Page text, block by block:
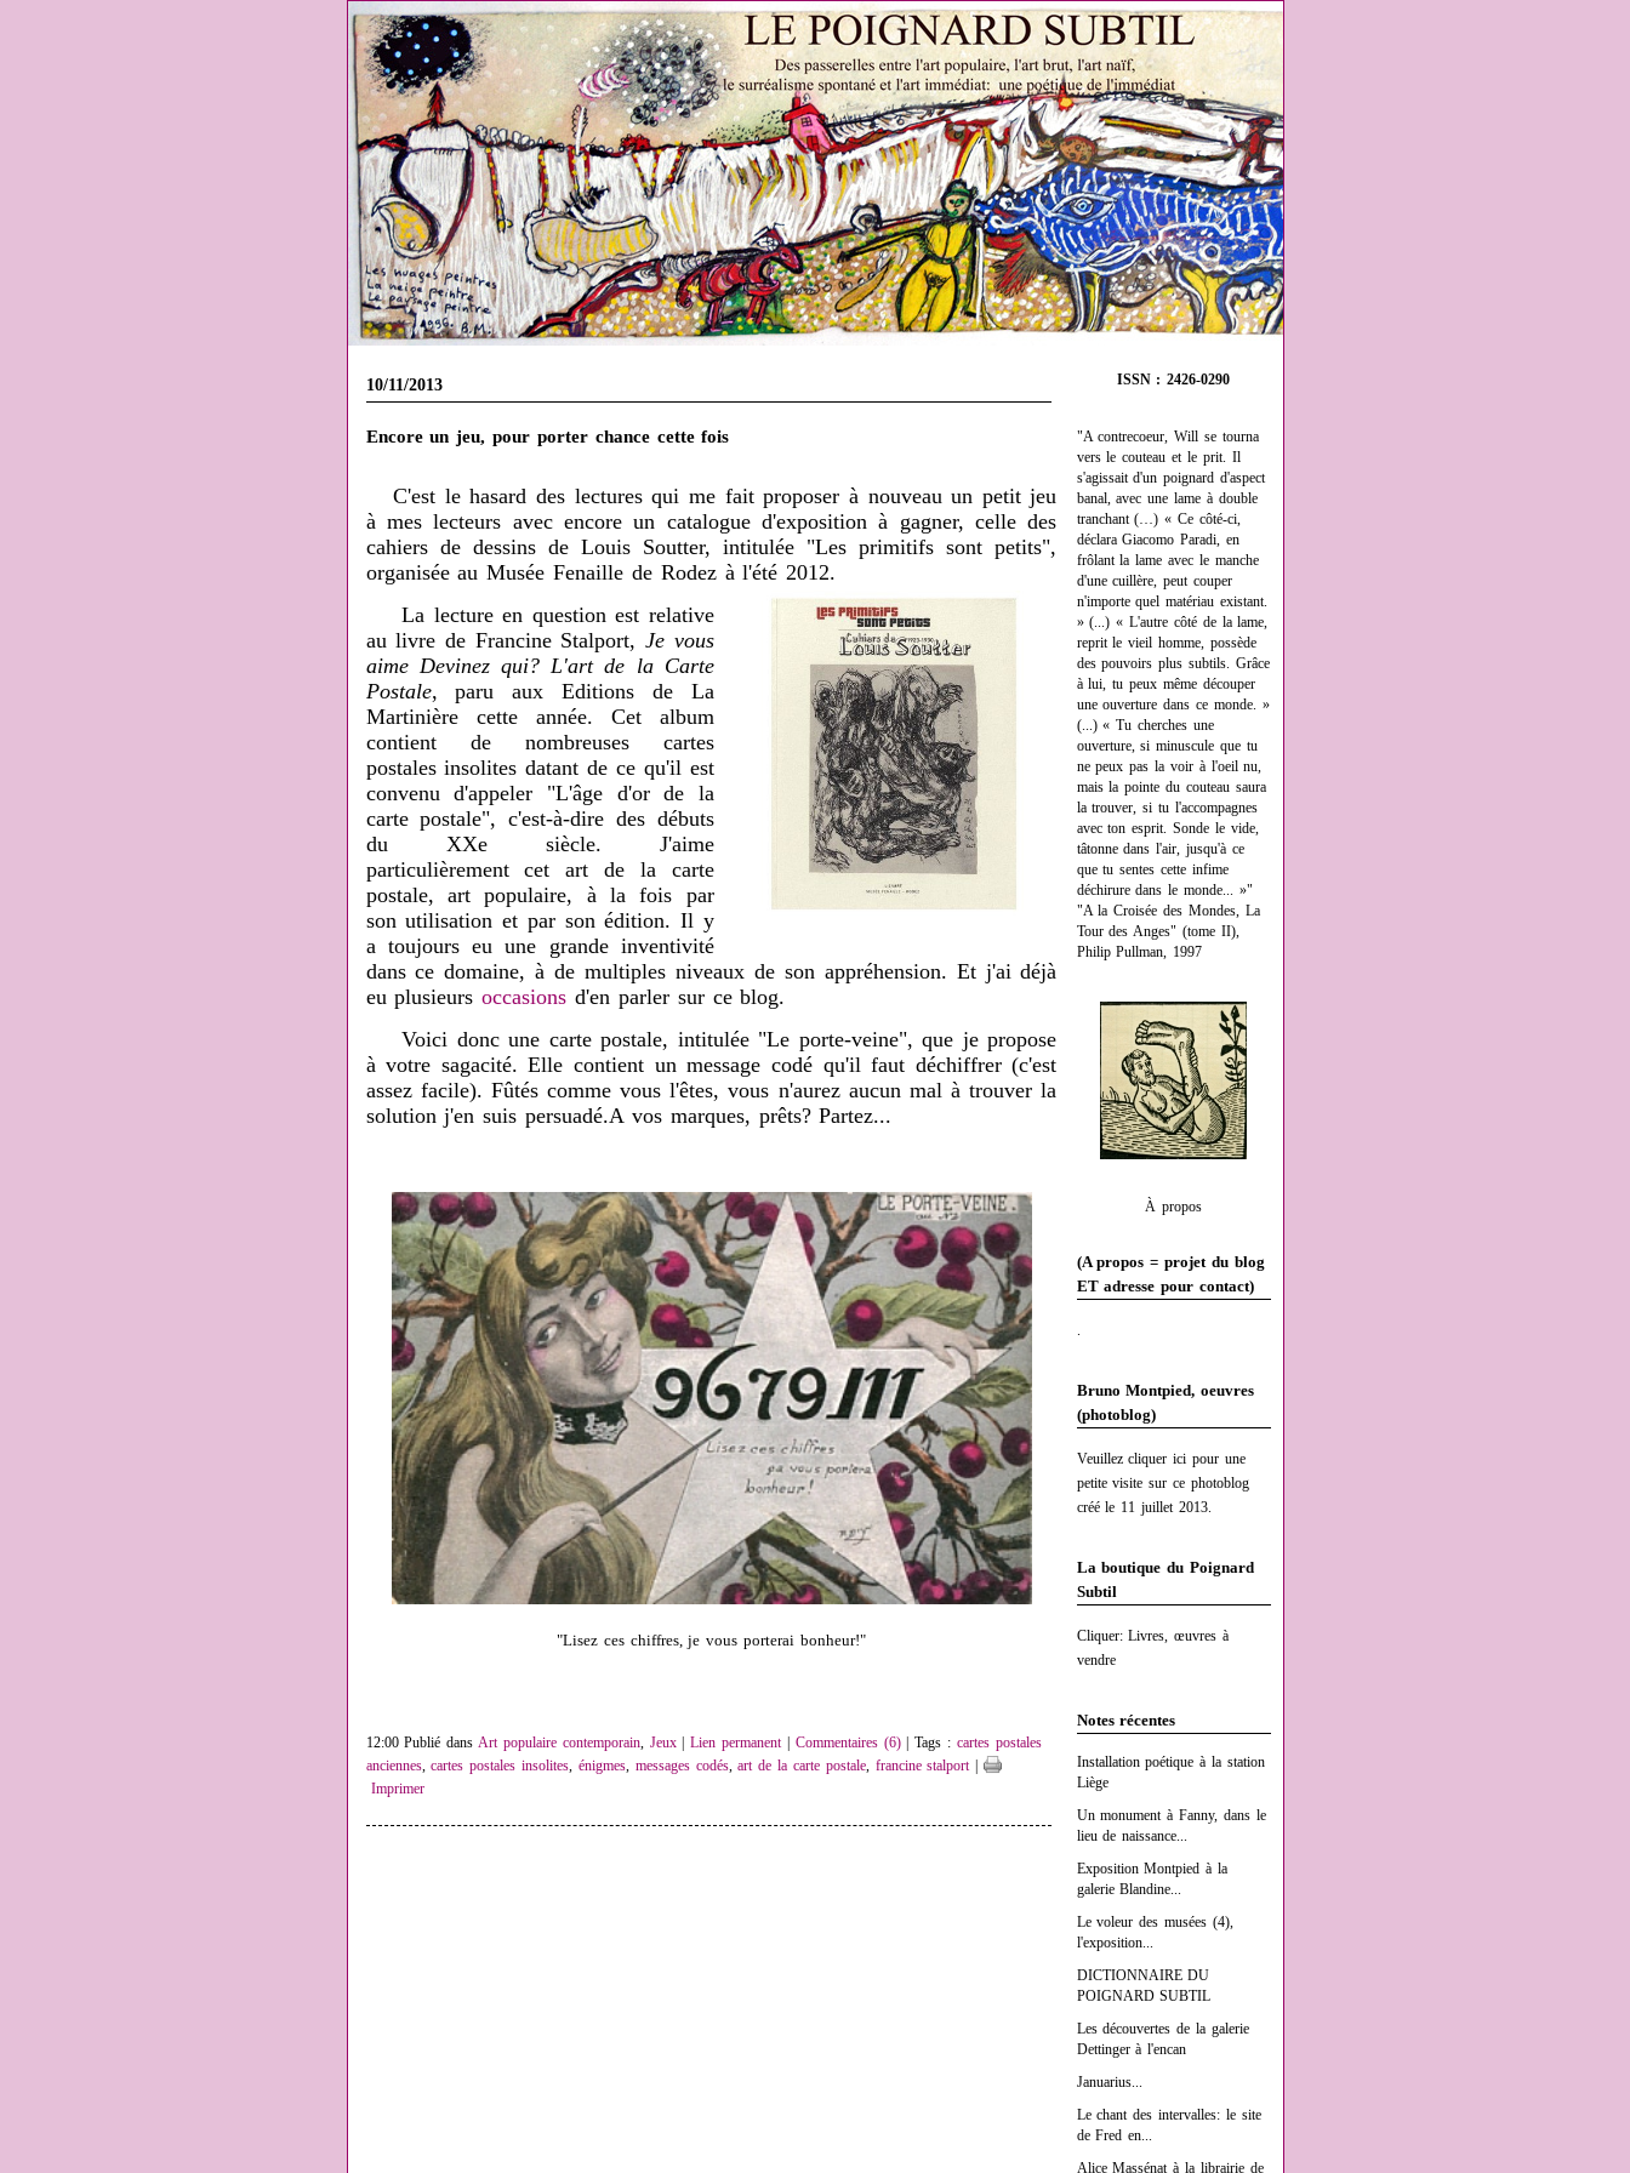
ISSN : 2426-0290
"A contrecoeur, Will se tourna
vers le couteau et le prit. Il
s'agissait d'un poignard d'aspect
banal, avec une lame à double
tranchant (…) « Ce côté-ci,
déclara Giacomo Paradi, en
frôlant la lame avec le manche
d'une cuillère, peut couper
n'importe quel matériau existant.
» (...) « L'autre côté de la lame,
reprit le vieil homme, possède
des pouvoirs plus subtils. Grâce
à lui, tu peux même découper
une ouverture dans ce monde. »
(...) « Tu cherches une
ouverture, si minuscule que tu
ne peux pas la voir à l'oeil nu,
mais la pointe du couteau saura
la trouver, si tu l'accompagnes
avec ton esprit. Sonde le vide,
tâtonne dans l'air, jusqu'à ce
que tu sentes cette infime
déchirure dans le monde... »"
"A la Croisée des Mondes, La
Tour des Anges" (tome II),
Philip Pullman, 1997
À propos
(A propos = projet du blog
ET adresse pour contact)
.
Bruno Montpied, oeuvres
(photoblog)
Veuillez cliquer ici pour une
petite visite sur ce photoblog
créé le 11 juillet 2013.
La boutique du Poignard
Subtil
Cliquer: Livres, œuvres à
vendre
Notes récentes
Installation poétique à la station
Liège
Un monument à Fanny, dans le
lieu de naissance...
Exposition Montpied à la
galerie Blandine...
Le voleur des musées (4),
l'exposition...
DICTIONNAIRE DU
POIGNARD SUBTIL
Les découvertes de la galerie
Dettinger à l'encan
Januarius...
Le chant des intervalles: le site
de Fred en...
Alice Massénat à la librairie de
10/11/2013
Encore un jeu, pour porter chance cette fois
C'est le hasard des lectures qui me fait proposer à nouveau un petit jeu
à mes lecteurs avec encore un catalogue d'exposition à gagner, celle des
cahiers de dessins de Louis Soutter, intitulée "Les primitifs sont petits",
organisée au Musée Fenaille de Rodez à l'été 2012.
La lecture en question est relative
au livre de Francine Stalport,Je vous
aime Devinez qui? L'art de la Carte
Postale, paru aux Editions de La
Martinière cette année. Cet album
contient de nombreuses cartes
postales insolites datant de ce qu'il est
convenu d'appeler "L'âge d'or de la
carte postale", c'est-à-dire des débuts
du XXe siècle. J'aime
particulièrement cet art de la carte
postale, art populaire, à la fois par
son utilisation et par son édition. Il y
a toujours eu une grande inventivité
dans ce domaine, à de multiples niveaux de son appréhension. Et j'ai déjà
eu plusieursoccasions d'en parler sur ce blog.
Voici donc une carte postale, intitulée "Le porte-veine", que je propose
à votre sagacité. Elle contient un message codé qu'il faut déchiffrer (c'est
assez facile). Fûtés comme vous l'êtes, vous n'aurez aucun mal à trouver la
solution j'en suis persuadé.A vos marques, prêts? Partez...
"Lisez ces chiffres, je vous porterai bonheur!"
12:00 Publié dansArt populaire contemporain, Jeux|Lien permanent| Commentaires (6)| Tags : cartes postales
anciennes,cartes postales insolites, énigmes, messages codés,art de la carte postale, francine stalport|
Imprimer